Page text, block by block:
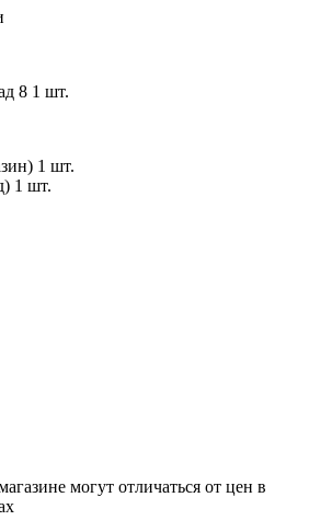
8 1 шт.
1 шт.
1 шт.
могут отличаться от цен в